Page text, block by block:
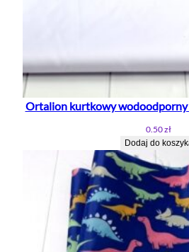
Ortalion kurtkowy wodoodporny
0.50zł
Dodaj do